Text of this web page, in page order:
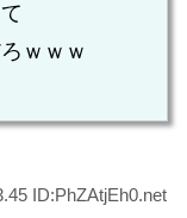
ｗｗｗ
ID:PhZAtjEh0.net